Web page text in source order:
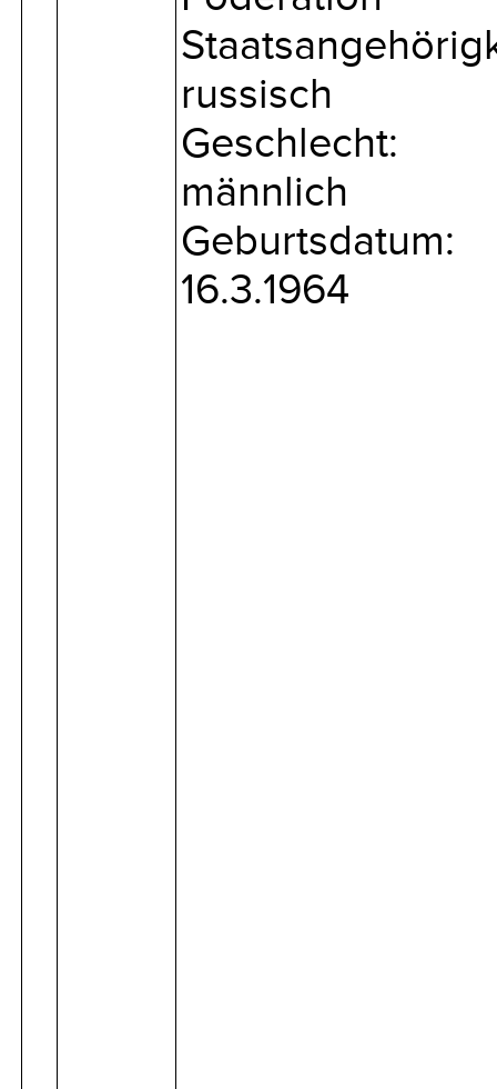
russisch
Geschlecht:
männlich
Geburtsdatum:
16.3.1964